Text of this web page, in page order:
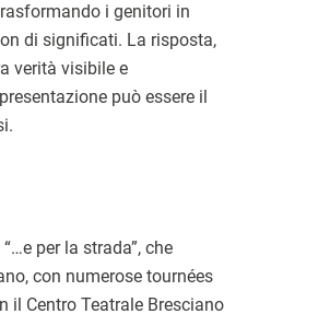
i genitori in
di significati. La risposta,
verità visibile e
può essere il
per la strada”, che
con numerose tournées
il Centro Teatrale Bresciano